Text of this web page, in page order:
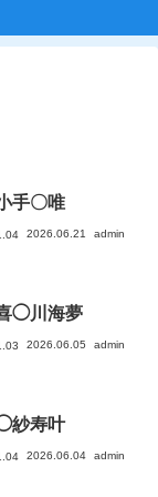
クラスメイトと中出しセックス 小手〇唯
2026.06.21 admin
クラスメイトと中出しセックス 喜◯川海夢
2026.06.05 admin
クラスメイトと中出しセックス ◯紗寿叶
2026.06.04 admin